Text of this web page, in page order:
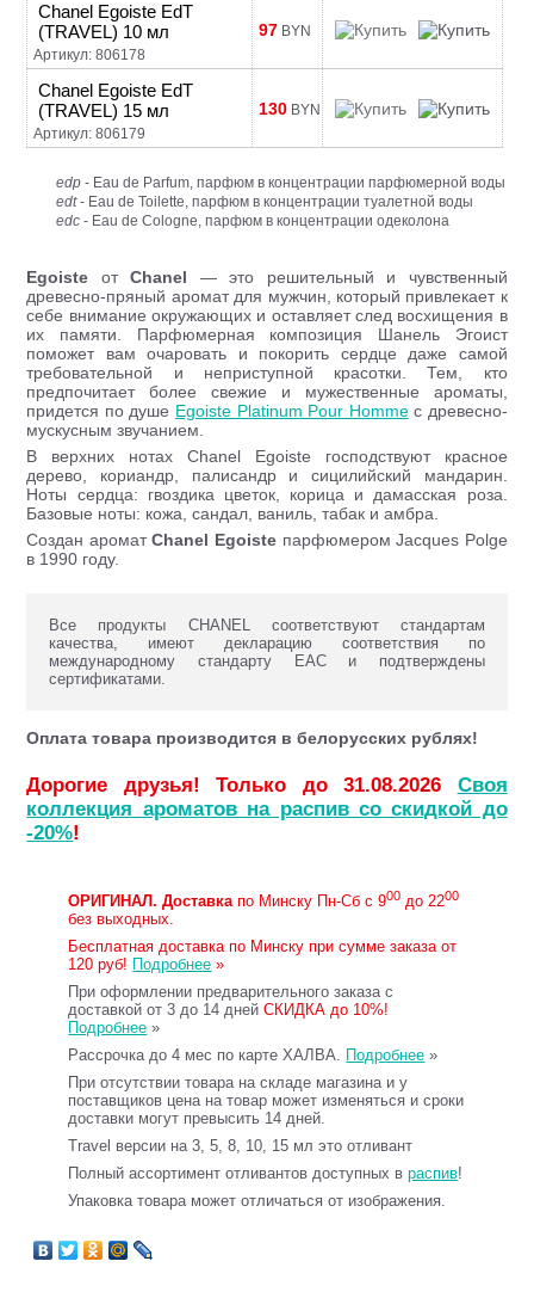
Chanel Egoiste EdT
(TRAVEL) 10 мл
Артикул: 806178
97 BYN
Chanel Egoiste EdT
(TRAVEL) 15 мл
Артикул: 806179
130 BYN
edp - Eau de Parfum, парфюм в концентрации парфюмерной воды
edt- Eau de Toilette, парфюм в концентрации туалетной воды
edc - Eau de Cologne, парфюм в концентрации одеколона
Egoiste отChanel — это решительный и чувственный
древесно-пряный аромат для мужчин, который привлекает к
себе внимание окружающих и оставляет след восхищения в
их памяти. Парфюмерная композиция Шанель Эгоист
поможет вам очаровать и покорить сердце даже самой
требовательной и неприступной красотки. Тем, кто
предпочитает более свежие и мужественные ароматы,
придется по душе Egoiste Platinum Pour Hommeс древесно-
мускусным звучанием.
В верхних нотах Chanel Egoiste господствуют красное
дерево, кориандр, палисандр и сицилийский мандарин.
Ноты сердца: гвоздика цветок, корица и дамасская роза.
Базовые ноты: кожа, сандал, ваниль, табак и амбра.
Создан ароматChanel Egoiste парфюмером Jacques Polge
в 1990 году.
Все продукты CHANEL соответствуют стандартам
качества, имеют декларацию соответствия по
международному стандарту ЕАС и подтверждены
сертификатами.
Оплата товара производится в белорусских рублях!
Дорогие друзья! Только до 31.08.2026 Своя
коллекция ароматов на распив со скидкой до
-20%!
ОРИГИНАЛ. Доставкапо Минску Пн-Сб с 900 до 2200
без выходных.
Бесплатная доставка по Минску при сумме заказа от
120 руб! Подробнее »
При оформлении предварительного заказа с
доставкой от 3 до 14 днейСКИДКА до 10%!
Подробнее »
Рассрочка до 4 мес по карте ХАЛВА. Подробнее »
При отсутствии товара на складе магазина и у
поставщиков цена на товар может изменяться и сроки
доставки могут превысить 14 дней.
Travel версии на 3, 5, 8, 10, 15 мл это отливант
Полный ассортимент отливантов доступных враспив!
Упаковка товара может отличаться от изображения.